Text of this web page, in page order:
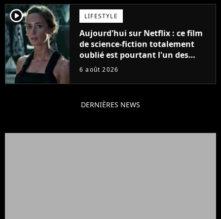
player2 LIFESTYLE
Aujourd'hui sur Netflix : ce film
de science-fiction totalement
oublié est pourtant l'un des
meilleurs des années 2010
6 août 2026
DERNIÈRES NEWS